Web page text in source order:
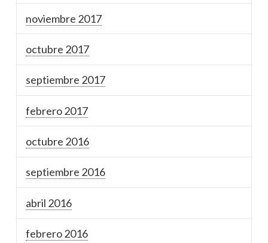
noviembre 2017
octubre 2017
septiembre 2017
febrero 2017
octubre 2016
septiembre 2016
abril 2016
febrero 2016